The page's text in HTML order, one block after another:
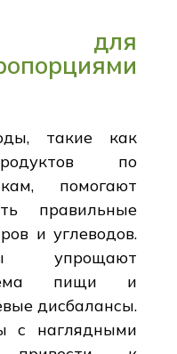
для
такие как
по
помогают
правильные
и углеводов.
упрощают
пищи и
дисбалансы.
с наглядными